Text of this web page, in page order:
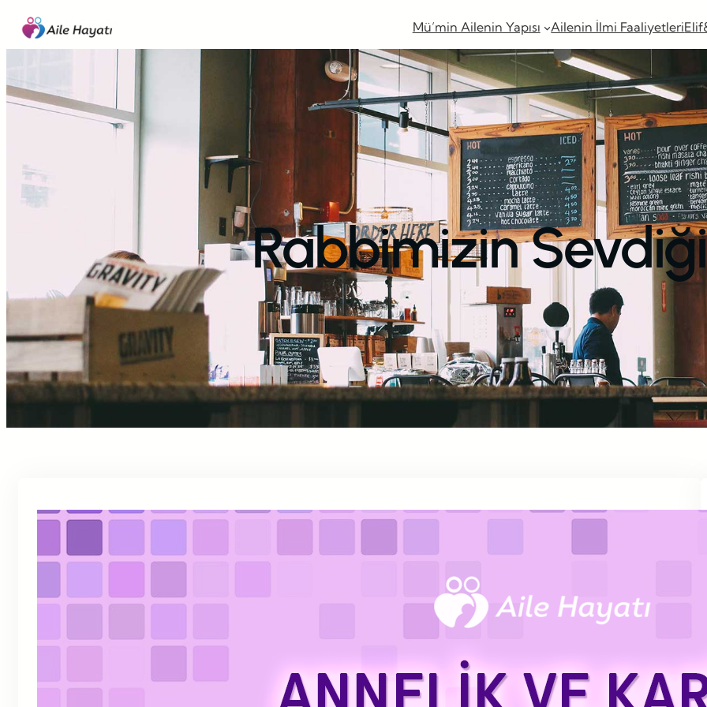
İçeriğe
geç
Mü’min Ailenin Yapısı Ailenin İlmi Faaliyetleri
Rabbimizin